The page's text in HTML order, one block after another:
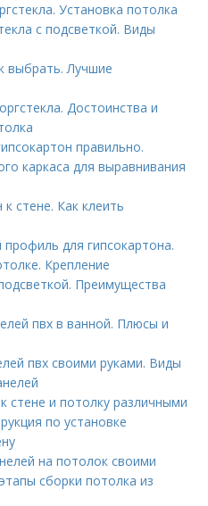
Установка потолка
с подсветкой. Виды
выбрать. Лучшие
Достоинства и
правильно.
каркаса для выравнивания
стене. Как клеить
для гипсокартона.
Крепление
Преимущества
пвх в ванной. Плюсы и
пвх своими руками. Виды
стене и потолку различными
по установке
на потолок своими
сборки потолка из